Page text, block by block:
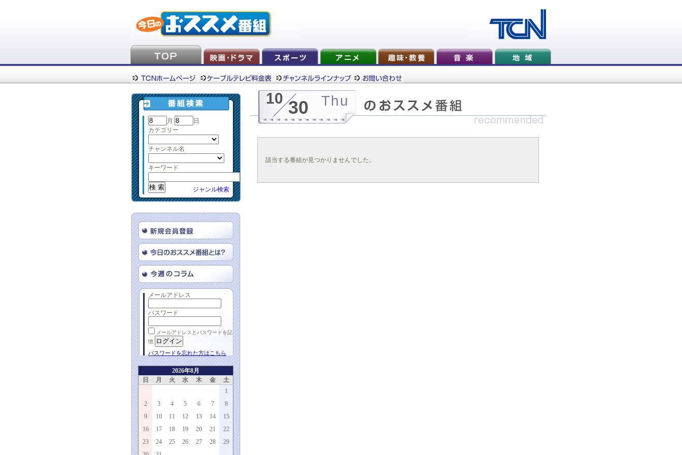
月
日
カテゴリー
チャンネル名
キーワード
ジャンル検索
メールアドレス
パスワード
メールアドレスとパスワードを記
憶
パスワードを忘れた方はこちら
2026年8月
日
月 火 水 木 金
土
1
2
3 4 5 6 7
8
9
10 11 12 13 14
15
16
17 18 19 20 21
22
23
24 25 26 27 28
29
10 30 Thu
該当する番組が見つかりませんでした。